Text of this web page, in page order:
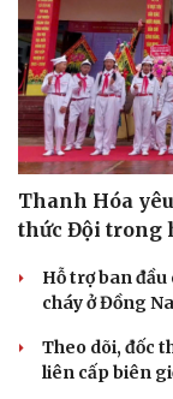
Thanh Hóa
thức Đội trong
Hỗ trợ ban
cháy ở Đồng
Theo dõi, đốc
liên cấp biên